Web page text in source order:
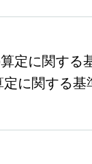
定に関す
に関する